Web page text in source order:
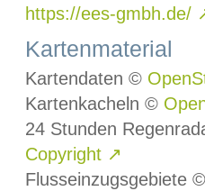
https://ees-gmbh.de/
Kartenmaterial
Kartendaten ©
Kartenkacheln ©
24 Stunden
Copyright ↗
Flusseinzugsgebiete